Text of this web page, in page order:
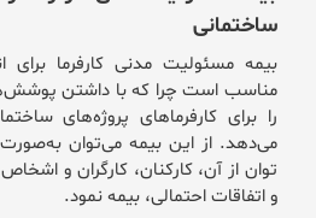
ساختمانی
بیمه مسئولیت مدنی کارفرما برای
مناسب است چرا که با داشتن
را برای کارفرماهای پروژه‌های
می‌دهد. از این بیمه می‌توان
توان از آن، کارکنان، کارگران و
و اتفاقات احتمالی، بیمه نمود.